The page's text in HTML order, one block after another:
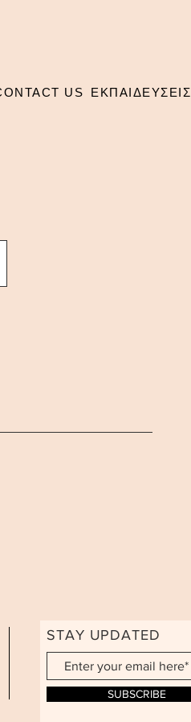
US ΕΚΠΑΙΔΕΥΣΕΙΣ
STAY UPDATED
SUBSCRIBE